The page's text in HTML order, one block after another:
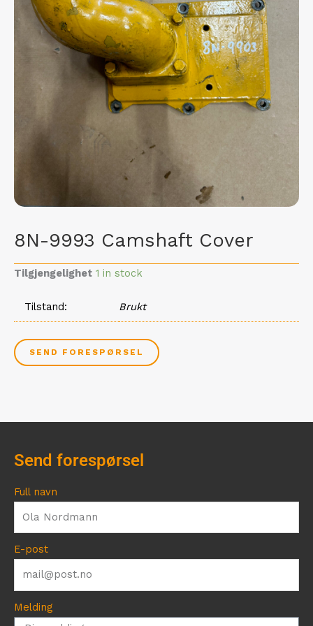
8N-9993 Camshaft Cover
Tilgjengelighet 1 in stock
Tilstand Brukt
SEND FORESPØRSEL
Send forespørsel
Full navn
E-post
Melding